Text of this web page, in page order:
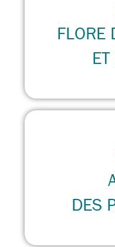
FLORE
DES